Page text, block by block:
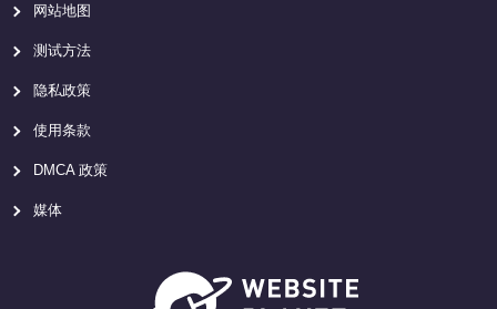
网站地图
测试方法
隐私政策
使用条款
DMCA 政策
媒体